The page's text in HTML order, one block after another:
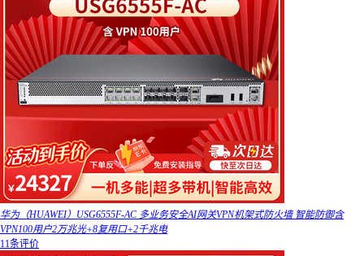
华为（HUAWEI）USG6555F-AC 多业务安全AI网关VPN机架式防火墙 智能防御含
VPN100用户2万兆光+8复用口+2千兆电
11条评价